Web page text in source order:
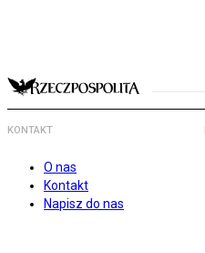
KONTAKT
O nas
Kontakt
Napisz do nas